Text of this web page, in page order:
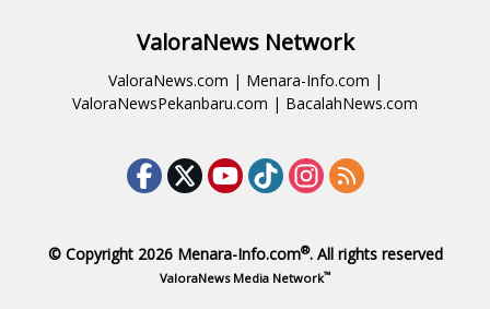
ValoraNews Network
ValoraNews.com | Menara-Info.com |
ValoraNewsPekanbaru.com | BacalahNews.com
© Copyright 2026 Menara-Info.com®. All rights reserved
ValoraNews Media Network™